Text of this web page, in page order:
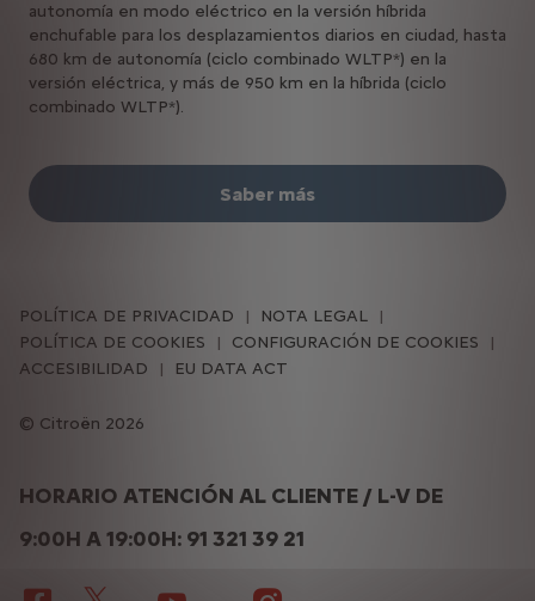
autonomía en modo eléctrico en la versión híbrida
enchufable para los desplazamientos diarios en ciudad, hasta
680 km de autonomía (ciclo combinado WLTP*) en la
versión eléctrica, y más de 950 km en la híbrida (ciclo
combinado WLTP*).
Saber más
HORARIO ATENCIÓN AL CLIENTE / L-V DE
9:00H A 19:00H: 91 321 39 21
Citroën 2026
POLÍTICA DE PRIVACIDAD
NOTA LEGAL
POLÍTICA DE COOKIES
CONFIGURACIÓN DE COOKIES
ACCESIBILIDAD
EU DATA ACT